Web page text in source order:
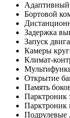
Адаптивный
Бортовой
Задержка
Запуск
Камеры
Климат-
Открытие
Память
Парктроник
Парктроник
Подрулевые